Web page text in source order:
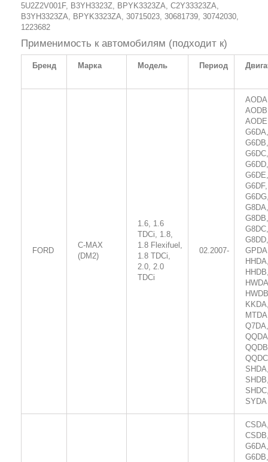
5U2Z2V001F, B3YH3323Z, BPYK3323ZA, C2Y33323ZA,
B3YH3323ZA, BPYK3323ZA, 30715023, 30681739, 30742030,
1223682
Применимость к автомобилям (подходит к)
Бренд Марка Модель Период
FORD
C-MAX
(DM2)
1.6, 1.6
TDCi, 1.8,
1.8 Flexifuel,
1.8 TDCi,
2.0, 2.0
TDCi
02.2007-
G6DA,
G6DB,
G6DC,
G6DD,
G6DE,
G6DF,
G8DA,
G8DB,
G8DC,
G8DD,
Q7DA,
SYDA
G6DA,
G6DB,